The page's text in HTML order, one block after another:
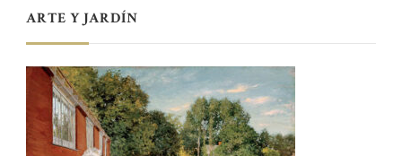
ARTE Y JARDÍN